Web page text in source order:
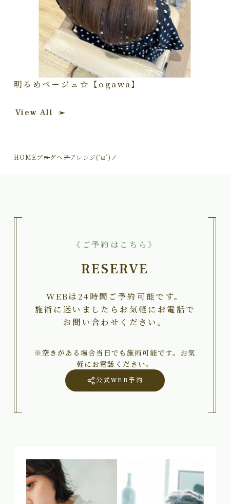
明るめベージュ☆【ogawa】
View All
HOMEブログヘアアレンジ(‘ω’)ノ
《ご予約はこちら》
RESERVE
WEBは24時間ご予約可能です。
施術に迷いましたらお気軽にお電話で
お問い合わせください。
※空きがある場合当日でも施術可能です。お気
軽にお電話ください。
公式WEB予約